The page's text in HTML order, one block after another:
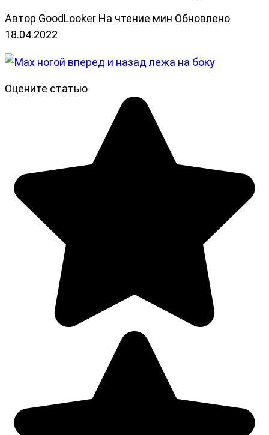
Автор GoodLooker На чтение мин Обновлено
18.04.2022
Оцените статью